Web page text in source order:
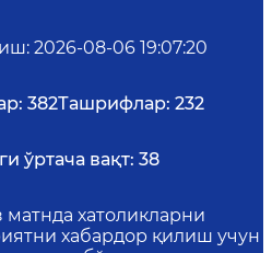
: 2026-08-06 19:07:20
382Ташрифлар: 232
ўртача вақт: 38
матнда хатоликларни
хабардор қилиш учун